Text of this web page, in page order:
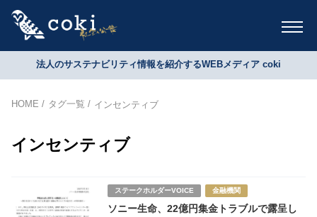
法人のサステナビリティ情報を紹介するWEBメディア coki
HOME タグ一覧 インセンティブ
インセンティブ
ステークホルダーVOICE 金融機関
ソニー生命、22億円集金トラブルで露呈し